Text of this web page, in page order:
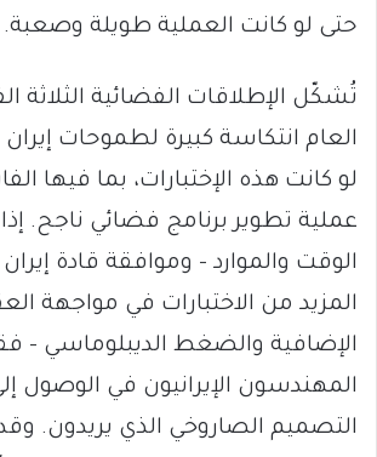
حتى لو كانت العملية طويلة وصعبة.
تُشكّل الإطلاقات الفضائية الثلاثة
العام انتكاسة كبيرة لطموحات
لو كانت هذه الإختبارات، بما فيها
عملية تطوير برنامج فضائي ناجح. إذا
الوقت والموارد – وموافقة قادة
المزيد من الاختبارات في مواجهة
الإضافية والضغط الديبلوماسي –
المهندسون الإيرانيون في الوصول
التصميم الصاروخي الذي يريدون.